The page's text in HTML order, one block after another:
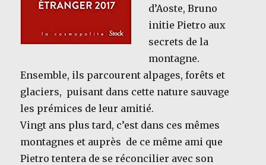
d’Aoste, Bruno
initie Pietro aux
secrets de la
montagne.
Ensemble, ils parcourent alpages, forêts et
glaciers, puisant dans cette nature sauvage
les prémices de leur amitié.
Vingt ans plus tard, c’est dans ces mêmes
montagnes et auprès de ce même ami que
Pietro tentera de se réconcilier avec son